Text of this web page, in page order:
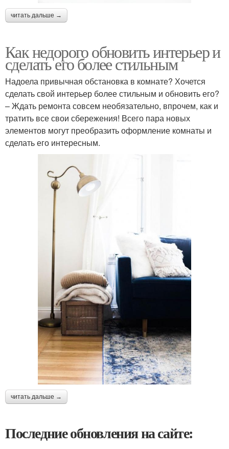
читать дальше →
Как недорого обновить интерьер и
сделать его более стильным
Надоела привычная обстановка в комнате? Хочется
сделать свой интерьер более стильным и обновить его?
– Ждать ремонта совсем необязательно, впрочем, как и
тратить все свои сбережения! Всего пара новых
элементов могут преобразить оформление комнаты и
сделать его интересным.
читать дальше →
Последние обновления на сайте: